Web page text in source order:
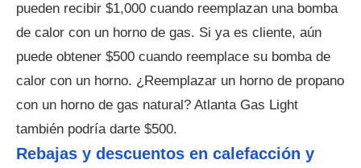
pueden recibir $1,000 cuando reemplazan una bomba
de calor con un horno de gas. Si ya es cliente, aún
puede obtener $500 cuando reemplace su bomba de
calor con un horno. ¿Reemplazar un horno de propano
con un horno de gas natural? Atlanta Gas Light
también podría darte $500.
Rebajas y descuentos en calefacción y